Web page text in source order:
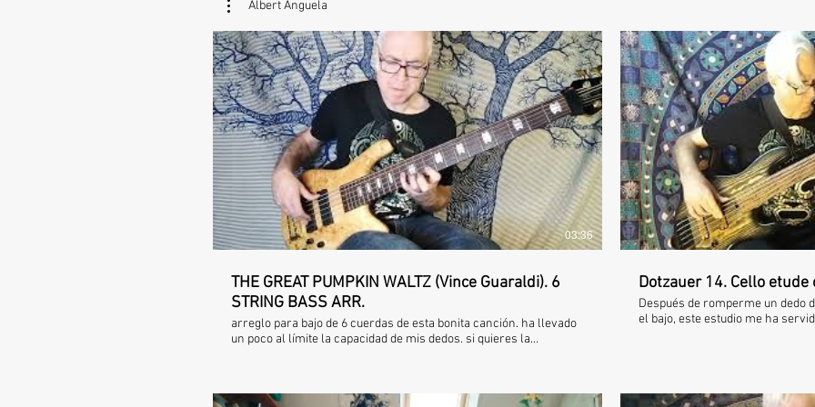
Albert Anguela
Reproducir video
03:36
THE GREAT PUMPKIN WALTZ (Vince Guaraldi). 6
STRING BASS ARR.
arreglo para bajo de 6 cuerdas de esta bonita canción. ha llevado
un poco al límite la capacidad de mis dedos. si quieres la
Dotzauer 14. Cello
Después de romperme un dedo
el bajo, este estudio me ha